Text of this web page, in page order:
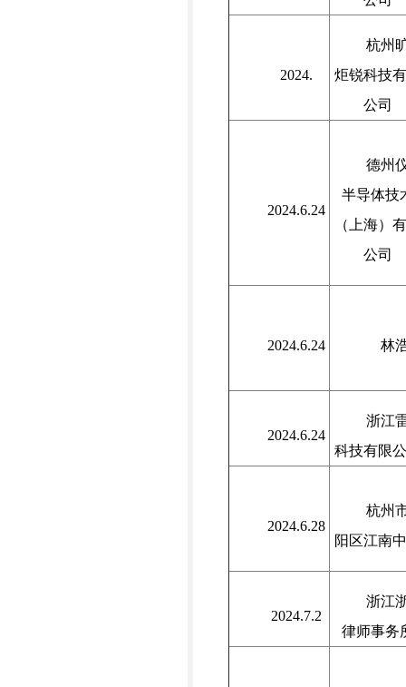
2024.
杭州
炬锐科技
公司
2024.6.24
德州
半导体技
（上海）
公司
2024.6.24 林
2024.6.24
浙江
科技有限
2024.6.28
杭州
阳区江南
2024.7.2
浙江
律师事务